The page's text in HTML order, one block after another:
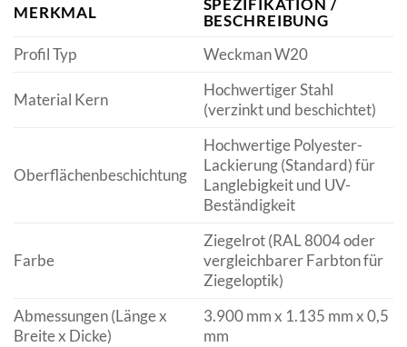
MERKMAL
SPEZIFIKATION /
BESCHREIBUNG
Profil Typ
Weckman W20
Material Kern
Hochwertiger Stahl
(verzinkt und beschichtet)
Oberflächenbeschichtung
Hochwertige Polyester-
Lackierung (Standard) für
Langlebigkeit und UV-
Beständigkeit
Farbe
Ziegelrot (RAL 8004 oder
vergleichbarer Farbton für
Ziegeloptik)
Abmessungen (Länge x
Breite x Dicke)
3.900 mm x 1.135 mm x 0,5
mm